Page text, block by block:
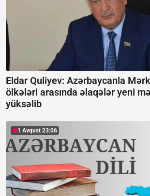
Eldar Quliyev: Azərbaycanla
ölkələri arasında əlaqələr yeni
yüksəlib
1 Avqust 23:06